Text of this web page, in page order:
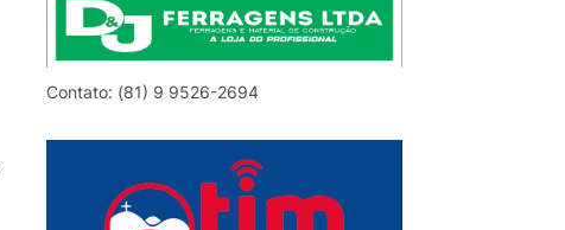
Contato: (81) 9 9526-2694